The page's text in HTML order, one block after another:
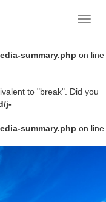
to "break". Did you
summary.php on line
to "break". Did you
j-
summary.php on line
T
g
n
i